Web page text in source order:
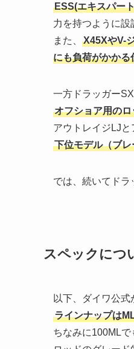
ESS(エキスパー
力を持つように設
また、
X45XやV-
にも負荷がかかる
一方ドラッガー
オフショア用の
アウトレイジLJと
下位モデル（ブ
では、続いてドラ
スペックにつ
以下、ダイワ公式
ラインナップは
ちなみに100ML